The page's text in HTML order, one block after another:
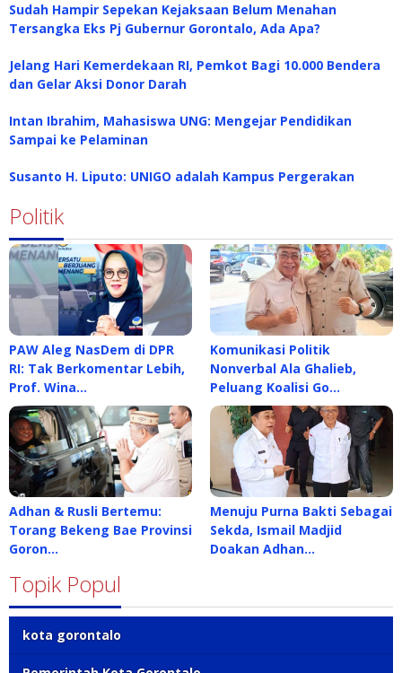
Sudah Hampir Sepekan Kejaksaan Belum Menahan
Tersangka Eks Pj Gubernur Gorontalo, Ada Apa?
Jelang Hari Kemerdekaan RI, Pemkot Bagi 10.000 Bendera
dan Gelar Aksi Donor Darah
Intan Ibrahim, Mahasiswa UNG: Mengejar Pendidikan
Sampai ke Pelaminan
Susanto H. Liputo: UNIGO adalah Kampus Pergerakan
Politik
PAW Aleg NasDem di DPR
RI: Tak Berkomentar Lebih,
Prof. Wina…
Komunikasi Politik
Nonverbal Ala Ghalieb,
Peluang Koalisi Go…
Adhan & Rusli Bertemu:
Torang Bekeng Bae Provinsi
Goron…
Menuju Purna Bakti Sebagai
Sekda, Ismail Madjid
Doakan Adhan…
Topik Popul
kota gorontalo